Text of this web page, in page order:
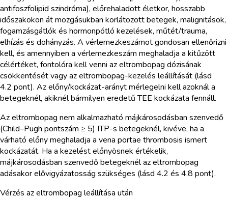
antifoszfolipid szindróma), előrehaladott életkor, hosszabb
időszakokon át mozgásukban korlátozott betegek, malignitások,
fogamzásgátlók és hormonpótló kezelések, műtét/trauma,
elhízás és dohányzás. A vérlemezkeszámot gondosan ellenőrizni
kell, és amennyiben a vérlemezkeszám meghaladja a kitűzött
célértéket, fontolóra kell venni az eltrombopag dózisának
csökkentését vagy az eltrombopag-kezelés leállítását (lásd
4.2 pont). Az előny/kockázat-arányt mérlegelni kell azoknál a
betegeknél, akiknél bármilyen eredetű TEE kockázata fennáll.
Az eltrombopag nem alkalmazható májkárosodásban szenvedő
(Child–Pugh pontszám ≥ 5) ITP-s betegeknél, kivéve, ha a
várható előny meghaladja a vena portae thrombosis ismert
kockázatát. Ha a kezelést előnyösnek értékelik,
májkárosodásban szenvedő betegeknél az eltrombopag
adásakor elővigyázatosság szükséges (lásd 4.2 és 4.8 pont).
Vérzés az eltrombopag leállítása után